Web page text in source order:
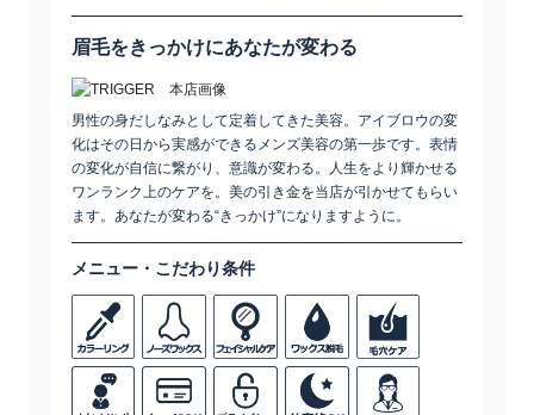
眉毛をきっかけにあなたが変わる
男性の身だしなみとして定着してきた美容。アイブロウの変
化はその日から実感ができるメンズ美容の第一歩です。表情
の変化が自信に繋がり、意識が変わる。人生をより輝かせる
ワンランク上のケアを。美の引き金を当店が引かせてもらい
ます。あなたが変わる“きっかけ”になりますように。
メニュー・こだわり条件